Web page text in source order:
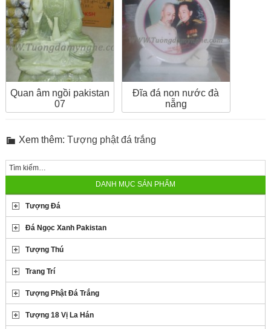
Quan âm ngồi pakistan
07
Đĩa đá non nước đà
nẵng
Xem thêm: Tượng phật đá trắng
DANH MỤC SẢN PHẨM
Tượng Đá
Đá Ngọc Xanh Pakistan
Tượng Thú
Trang Trí
Tượng Phật Đá Trắng
Tượng 18 Vị La Hán